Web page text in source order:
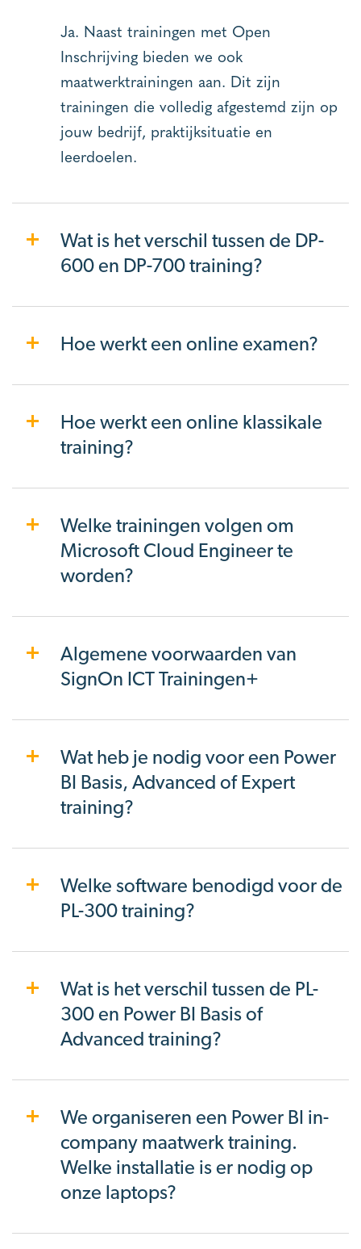
Ja. Naast trainingen met Open
Inschrijving bieden we ook
maatwerktrainingen aan. Dit zijn
trainingen die volledig afgestemd zijn op
jouw bedrijf, praktijksituatie en
leerdoelen.
Wat is het verschil tussen de DP-
600 en DP-700 training?
Hoe werkt een online examen?
Hoe werkt een online klassikale
training?
Welke trainingen volgen om
Microsoft Cloud Engineer te
worden?
Algemene voorwaarden van
SignOn ICT Trainingen+
Wat heb je nodig voor een Power
BI Basis, Advanced of Expert
training?
Welke software benodigd voor de
PL-300 training?
Wat is het verschil tussen de PL-
300 en Power BI Basis of
Advanced training?
We organiseren een Power BI in-
company maatwerk training.
Welke installatie is er nodig op
onze laptops?